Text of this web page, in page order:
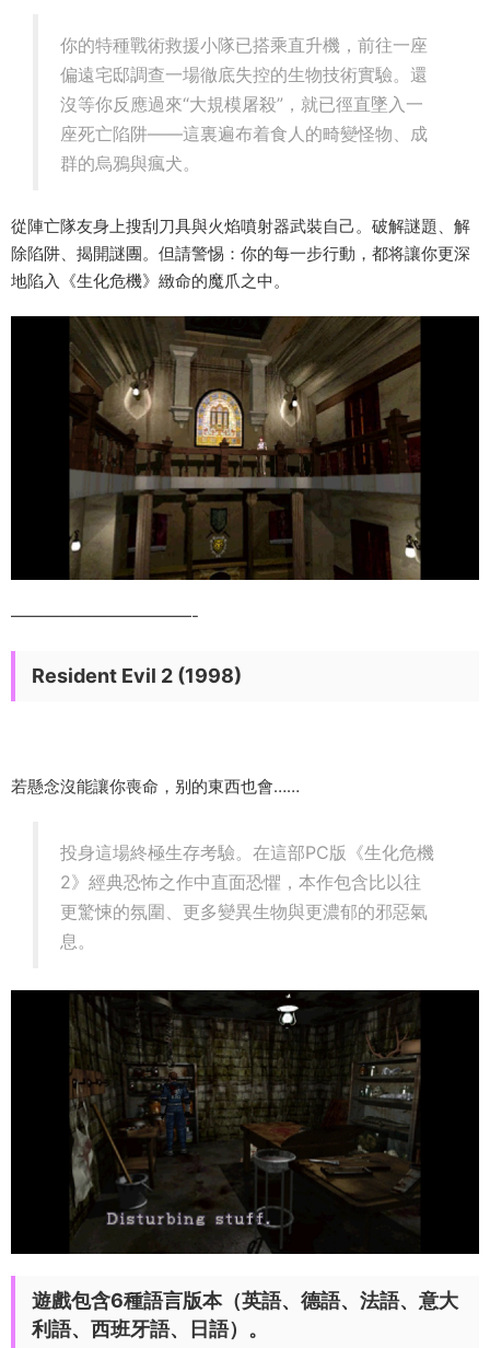
你的特種戰術救援小隊已搭乘直升機，前往一座
偏遠宅邸調查一場徹底失控的生物技術實驗。還
沒等你反應過來“大規模屠殺”，就已徑直墜入一
座死亡陷阱——這裏遍布着食人的畸變怪物、成
群的烏鴉與瘋犬。
從陣亡隊友身上搜刮刀具與火焰噴射器武裝自己。破解謎題、解
除陷阱、揭開謎團。但請警惕：你的每一步行動，都将讓你更深
地陷入《生化危機》緻命的魔爪之中。
———————————-
Resident Evil 2 (1998)
若懸念沒能讓你喪命，别的東西也會……
投身這場終極生存考驗。在這部PC版《生化危機
2》經典恐怖之作中直面恐懼，本作包含比以往
更驚悚的氛圍、更多變異生物與更濃郁的邪惡氣
息。
遊戲包含6種語言版本（英語、德語、法語、意大
利語、西班牙語、日語） 。